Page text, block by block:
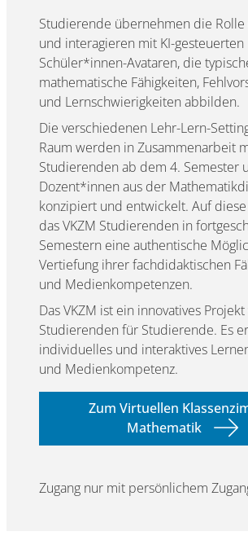
Studierende übernehmen die
und interagieren mit KI-gesteuerten
Schüler*innen-Avataren, die
mathematische Fähigkeiten,
und Lernschwierigkeiten abbilden.
Die verschiedenen Lehr-Lern-
Raum werden in Zusammenarbeit
Studierenden ab dem 4. Semester
Dozent*innen aus der
konzipiert und entwickelt. Auf
das VKZM Studierenden in
Semestern eine authentische
Vertiefung ihrer fachdidaktischen
und Medienkompetenzen.
Das VKZM ist ein innovatives Projekt
Studierenden für Studierende. Es
individuelles und interaktives
und Medienkompetenz.
Zum Virtuellen
Mathematik
Zugang nur mit persönlichem